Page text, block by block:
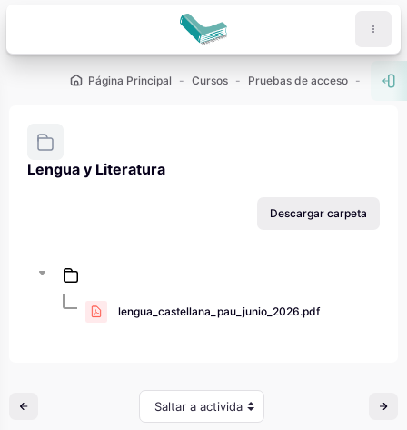
Página Principal Cursos Pruebas de acceso PAU -
Lengua y Literatura
Descargar carpeta
lengua_castellana_pau_junio_2026.pdf
Saltar a actividad